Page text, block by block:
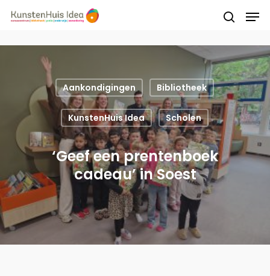
Druk op Enter om te starten met zoeken of
druk op ESC om te sluiten
Aankondigingen Bibliotheek
KunstenHuis Idea Scholen
‘Geef een prentenboek
cadeau’ in Soest